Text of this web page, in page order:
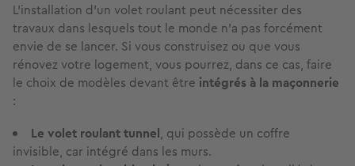
L'installation d'un volet roulant peut nécessiter des
travaux dans lesquels tout le monde n'a pas forcément
envie de se lancer. Si vous construisez ou que vous
rénovez votre logement, vous pourrez, dans ce cas, faire
le choix de modèles devant être intégrés à la maçonnerie
:
Le volet roulant tunnel, qui possède un coffre
invisible, car intégré dans les murs.